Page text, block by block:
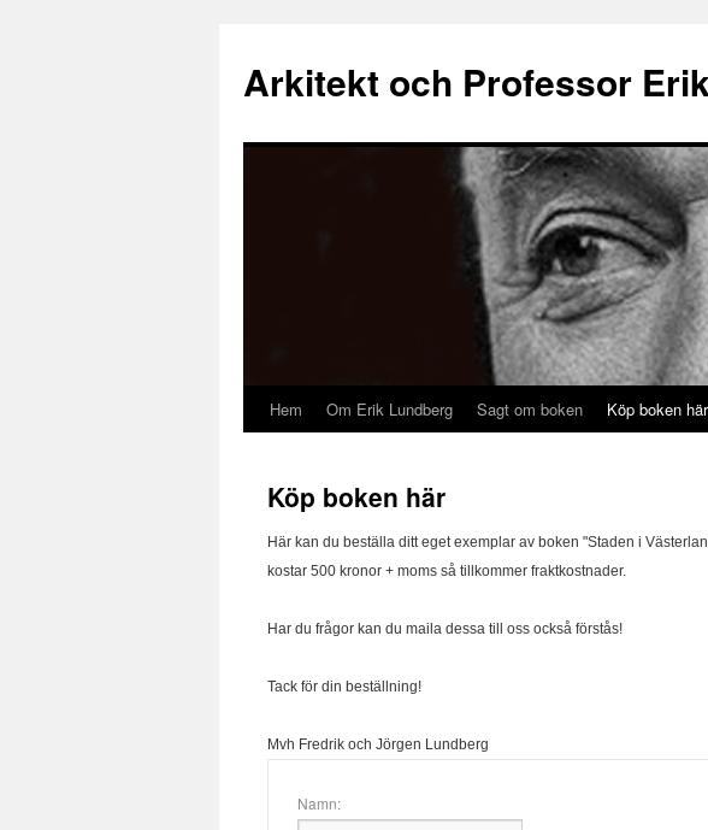
Arkitekt och Professor
Hem Om Erik Lundberg Sagt om boken Köp boken här
Köp boken här
Här kan du beställa ditt eget exemplar av boken "Staden i
kostar 500 kronor + moms så tillkommer fraktkostnader.
Har du frågor kan du maila dessa till oss också förstås!
Tack för din beställning!
Mvh Fredrik och Jörgen Lundberg
Namn: